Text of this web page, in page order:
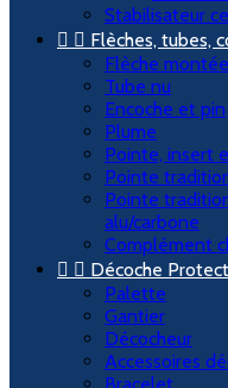
Stabilisateur
  Flèches, tubes,
Flèche montée
Tube nu
Encoche et pin
Plume
Pointe, insert
Pointe
Pointe
alu/carbone
Complément
  Décoche
Palette
Gantier
Décocheur
Accessoires